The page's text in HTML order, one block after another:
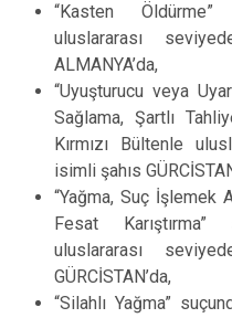
“Kasten Öldürme”
uluslararası
ALMANYA’da,
“Uyuşturucu veya
Sağlama, Şartlı
Kırmızı Bültenle
isimli şahıs
“Yağma, Suç İşlemek
Fesat Karıştırma”
uluslararası
GÜRCİSTAN’da,
“Silahlı Yağma”